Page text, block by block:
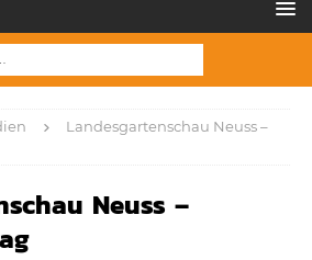
Landesgartenschau Neuss –
Neuss –